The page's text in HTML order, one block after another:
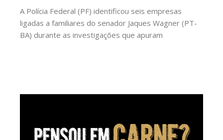
A Polícia Federal (PF) identificou seis empresas
ligadas a familiares do senador Jaques Wagner (PT-
BA) durante as investigações que apuram